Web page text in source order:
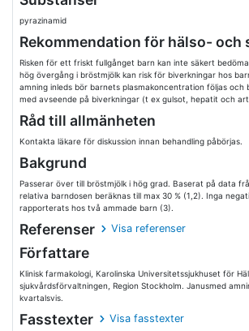
pyrazinamid
Rekommendation för hälso- och
Risken för ett friskt fullgånget barn kan inte säkert
hög övergång i bröstmjölk kan risk för biverkningar hos
amning inleds bör barnets plasmakoncentration följas och
med avseende på biverkningar (t ex gulsot, hepatit och
Råd till allmänheten
Kontakta läkare för diskussion innan behandling påbörjas.
Bakgrund
Passerar över till bröstmjölk i hög grad. Baserat på data
relativa barndosen beräknas till max 30 % (1,2). Inga
rapporterats hos två ammade barn (3).
Referenser Visa referenser
Författare
Klinisk farmakologi, Karolinska Universitetssjukhuset för
sjukvårdsförvaltningen, Region Stockholm. Janusmed
kvartalsvis.
Fasstexter Visa fasstexter